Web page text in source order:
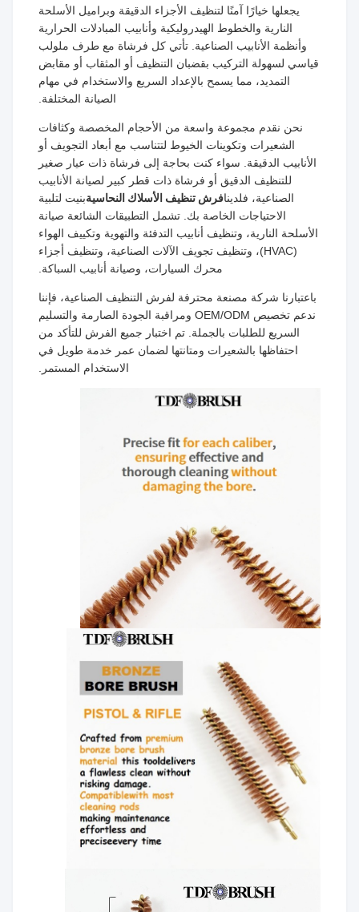
يجعلها خيارًا آمنًا لتنظيف الأجزاء الدقيقة وبراميل الأسلحة
النارية والخطوط الهيدروليكية وأنابيب المبادلات الحرارية
وأنظمة الأنابيب الصناعية. تأتي كل فرشاة مع طرف ملولب
قياسي لسهولة التركيب بقضبان التنظيف أو المثقاب أو مقابض
التمديد، مما يسمح بالإعداد السريع والاستخدام في مهام
الصيانة المختلفة.
نحن نقدم مجموعة واسعة من الأحجام المخصصة وكثافات
الشعيرات وتكوينات الخيوط لتتناسب مع أبعاد التجويف أو
الأنابيب الدقيقة. سواء كنت بحاجة إلى فرشاة ذات عيار صغير
للتنظيف الدقيق أو فرشاة ذات قطر كبير لصيانة الأنابيب
الصناعية، فلدينافرش تنظيف الأسلاك النحاسيةبنيت لتلبية
الاحتياجات الخاصة بك. تشمل التطبيقات الشائعة صيانة
الأسلحة النارية، وتنظيف أنابيب التدفئة والتهوية وتكييف الهواء
(HVAC)، وتنظيف تجويف الآلات الصناعية، وتنظيف أجزاء
محرك السيارات، وصيانة أنابيب السباكة.
باعتبارنا شركة مصنعة محترفة لفرش التنظيف الصناعية، فإننا
ندعم تخصيص OEM/ODM ومراقبة الجودة الصارمة والتسليم
السريع للطلبات بالجملة. تم اختبار جميع الفرش للتأكد من
احتفاظها بالشعيرات ومتانتها لضمان عمر خدمة طويل في
الاستخدام المستمر.